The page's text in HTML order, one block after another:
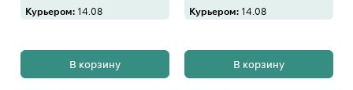
Курьером: 14.08
В корзину
Курьером: 14.08
В корзину